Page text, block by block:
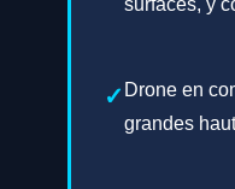
Drone en
grandes